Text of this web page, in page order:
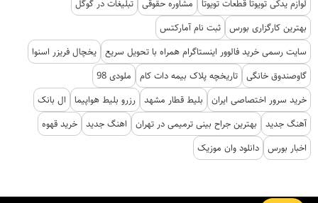
لوازم یدکی تویوتا قطعات تویوتا
مشاوره حقوقی تبلیغات در گوگل
بهترین کارگزاری بورس ثبت نام آمارکتس
سایت رسمی خرید فالوور اینستاگرام همراه با تحویل سریع یخچال فریزر اسنوا
گاوصندوق خانگی تاریخچه پلاک بیمه دات کام
ملودی 98
خرید سرور اختصاصی ایران
بلیط قطار مشهد رزرو بلیط هواپیما
ال بانک
آهنگ جدید
بهترین جراح بینی ترمیمی در تهران اهنگ جدید خرید قهوه
اخبار بورس دانلود وان موزیک